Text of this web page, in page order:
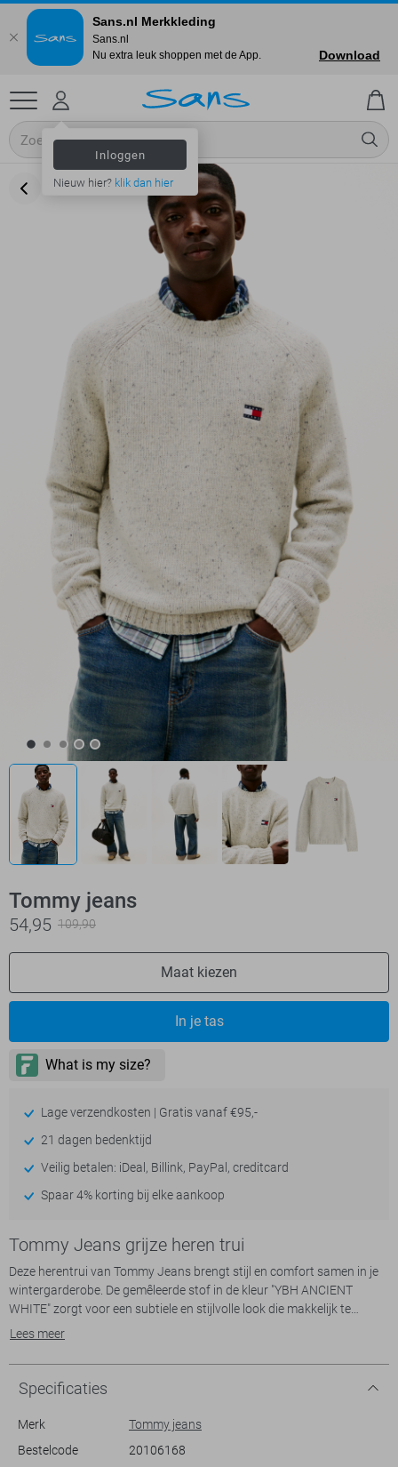
Inloggen
Nieuw hier? klik dan hier
Tommy jeans
54,95 109,90
Maat kiezen
In je tas
Lage verzendkosten | Gratis vanaf €95,-
21 dagen bedenktijd
Veilig betalen: iDeal, Billink, PayPal, creditcard
Spaar 4% korting bij elke aankoop
Tommy Jeans grijze heren trui
Deze herentrui van Tommy Jeans brengt stijl en comfort samen in je
wintergarderobe. De gemêleerde stof in de kleur "YBH ANCIENT
WHITE" zorgt voor een subtiele en stijlvolle look die makkelijk te
combineren is met diverse outfits. Met een ronde hals en
regular fit zorgt voor een relaxte pasvorm waarmee je gemakkelijk de
dag doorkomt. Het iconische merklogo op de borst voegt een vleugje
herkenbaarheid en authenticiteit toe aan je outfit.
stijl zoekt. Draag hem op een casual jeans voor een ontspannen
Lees meer
Specificaties
Merk
Tommy jeans
Bestelcode
20106168
Sans.nl Merkkleding
Sans.nl
Nu extra leuk shoppen met de App.
Download